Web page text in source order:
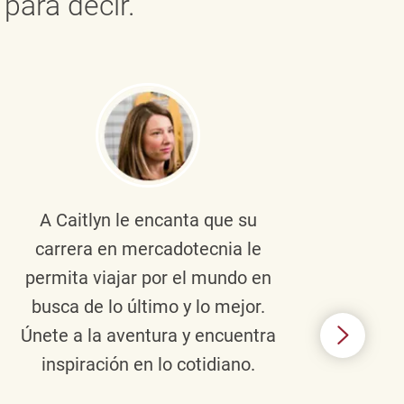
A Caitlyn le encanta que su
carrera en mercadotecnia le
permita viajar por el mundo en
busca de lo último y lo mejor.
Únete a la aventura y encuentra
inspiración en lo cotidiano.